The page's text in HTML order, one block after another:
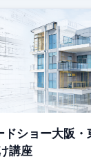
ショー大阪・
講座